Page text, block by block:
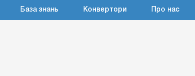
База знань Конвертори Про нас